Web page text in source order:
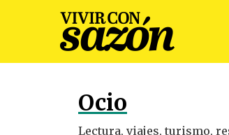
Ocio
Lectura, viajes, turismo,